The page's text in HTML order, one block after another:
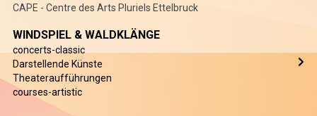
CAPE - Centre des Arts Pluriels Ettelbruck
WINDSPIEL & WALDKLÄNGE
concerts-classic
Darstellende Künste
Theateraufführungen
courses-artistic